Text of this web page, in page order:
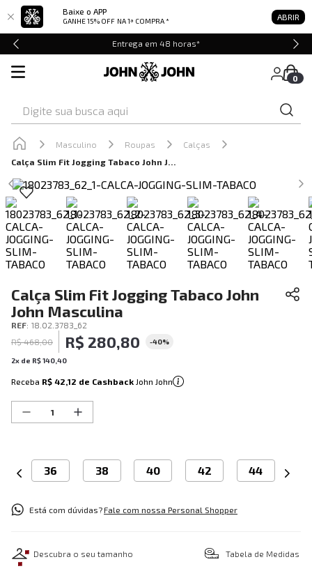
Baixe o APP
GANHE 15% OFF NA 1ª COMPRA * ABRIR
Entrega em 48 horas*
0
Masculino Roupas
Calças
Calça Slim Fit Jogging Tabaco John John Masculina
Calça Slim Fit Jogging Tabaco John
John Masculina
REF: 18.02.3783_62
R$ 468,00 R$ 280,80 -40%
2x de R$140 40
Receba R$ 42,12 de Cashback John John
36 38 40 42 44
Está com dúvidas?Fale com nossa Personal Shopper
Descubra o seu tamanho Tabela de Medidas